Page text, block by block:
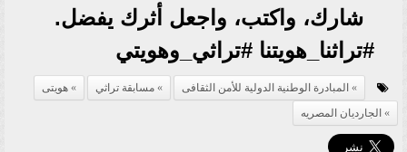
شارك، واكتب، واجعل أثرك يفضل.
#تراثنا_هويتنا #تراثي_وهويتي
المبادرة الوطنية الدولية للأمن الثقافى مسابقة تراثي
هويتى
الجارديان المصريه